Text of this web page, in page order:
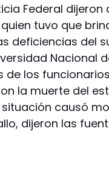
Federal
quien tuvo que
deficiencias del
Nacional
de los
la muerte del
situación causó
dijeron las